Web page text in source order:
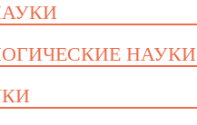
НАУКИ